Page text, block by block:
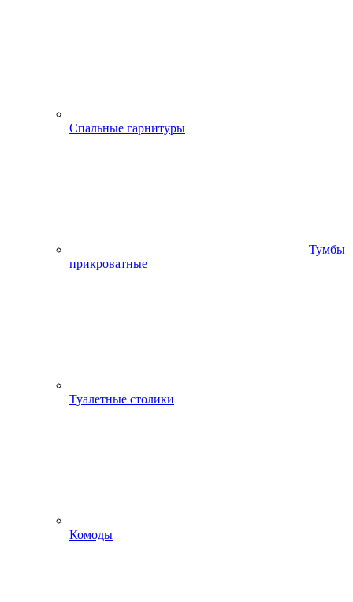
Спальные гарнитуры
Тумбы
прикроватные
Туалетные столики
Комоды